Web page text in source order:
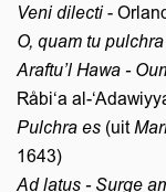
Veni dilecti-
O, quam tu
Araftu’l Hawa -
Råbi‘a al-
Pulchra es (uit
1643)
Ad latus - Surge